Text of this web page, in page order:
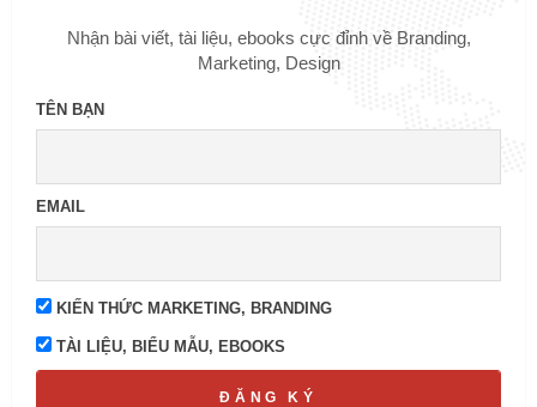
Nhận bài viết, tài liệu, ebooks cực đỉnh về Branding,
Marketing, Design
TÊN BẠN
EMAIL
KIẾN THỨC MARKETING, BRANDING
TÀI LIỆU, BIỂU MẪU, EBOOKS
ĐĂNG KÝ